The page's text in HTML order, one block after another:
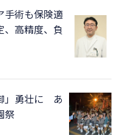
手術も保険適
高精度、負
」勇壮に あ
祭